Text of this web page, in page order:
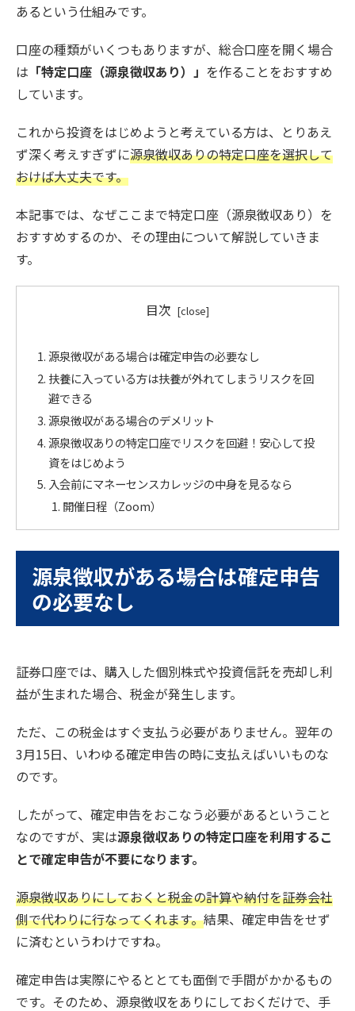
あるという仕組みです。
口座の種類がいくつもありますが、総合口座を開く場合
は 「特定口座（源泉徴収あり）」 を作ることをおすすめ
しています。
これから投資をはじめようと考えている方は、とりあえ
ず深く考えすぎずに源泉徴収ありの特定口座を選択して
おけば大丈夫です。
本記事では、なぜここまで特定口座（源泉徴収あり）を
おすすめするのか、その理由について解説していきま
す。
目次
源泉徴収がある場合は確定申告の必要なし
扶養に入っている方は扶養が外れてしまうリスクを回
避できる
源泉徴収がある場合のデメリット
源泉徴収ありの特定口座でリスクを回避！安心して投
資をはじめよう
入会前にマネーセンスカレッジの中身を見るなら
開催日程（Zoom）
源泉徴収がある場合は確定申告
の必要なし
証券口座では、購入した個別株式や投資信託を売却し利
益が生まれた場合、税金が発生します。
ただ、この税金はすぐ支払う必要がありません。翌年の
3月15日、いわゆる確定申告の時に支払えばいいものな
のです。
したがって、確定申告をおこなう必要があるということ
なのですが、実は源泉徴収ありの特定口座を利用するこ
とで確定申告が不要になります。
源泉徴収ありにしておくと税金の計算や納付を証券会社
側で代わりに行なってくれます。結果、確定申告をせず
に済むというわけですね。
確定申告は実際にやるととても面倒で手間がかかるもの
です。そのため、源泉徴収をありにしておくだけで、手